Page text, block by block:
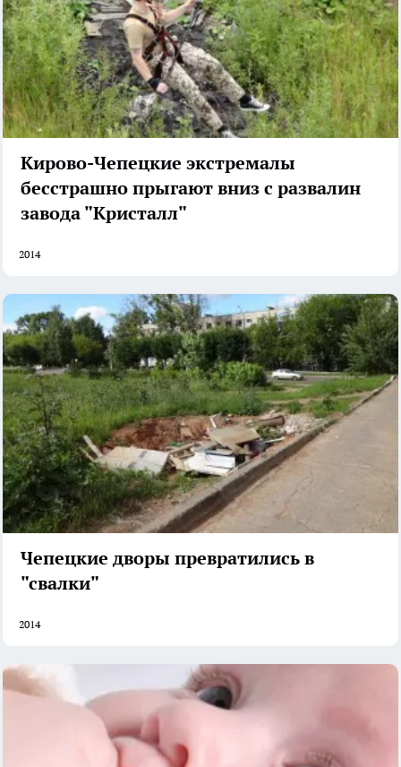
Кирово-Чепецкие экстремалы
бесстрашно прыгают вниз с развалин
завода "Кристалл"
2014
Чепецкие дворы превратились в
"свалки"
2014